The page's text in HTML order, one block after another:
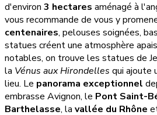
d'environ 3 hectares aménagé à
vous recommande de vous y
centenaires, pelouses soignées,
statues créent une atmosphère
notables, on trouve les statues de
la Vénus aux Hirondelles qui ajoute
lieu. Le panorama exceptionnel
embrasse Avignon, le Pont Saint-
Barthelasse, la vallée du Rhône